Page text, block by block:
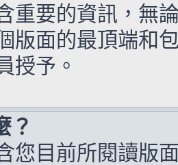
重要的資訊，無
版面的最頂端和
授予。
？
您目前所閱讀版